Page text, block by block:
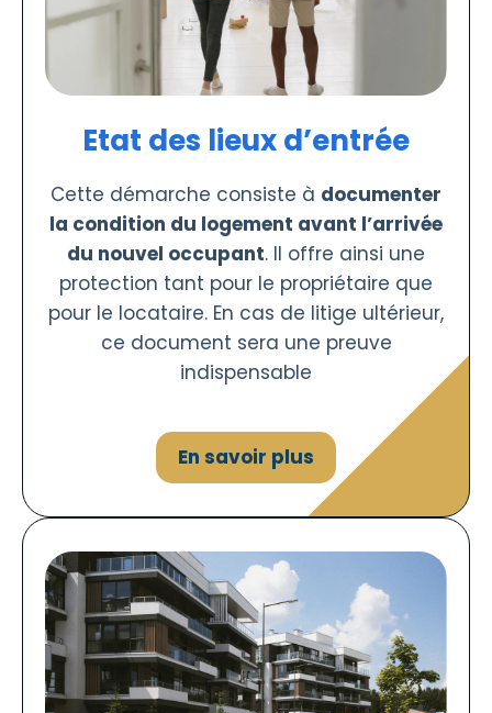
Etat des lieux d’entrée
Cette démarche consiste à documenter
la condition du logement avant l’arrivée
du nouvel occupant. Il offre ainsi une
protection tant pour le propriétaire que
pour le locataire. En cas de litige ultérieur,
ce document sera une preuve
indispensable
En savoir plus